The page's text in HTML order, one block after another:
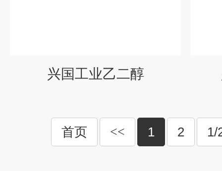
兴国工业乙二醇
首页 << 1 2 1/